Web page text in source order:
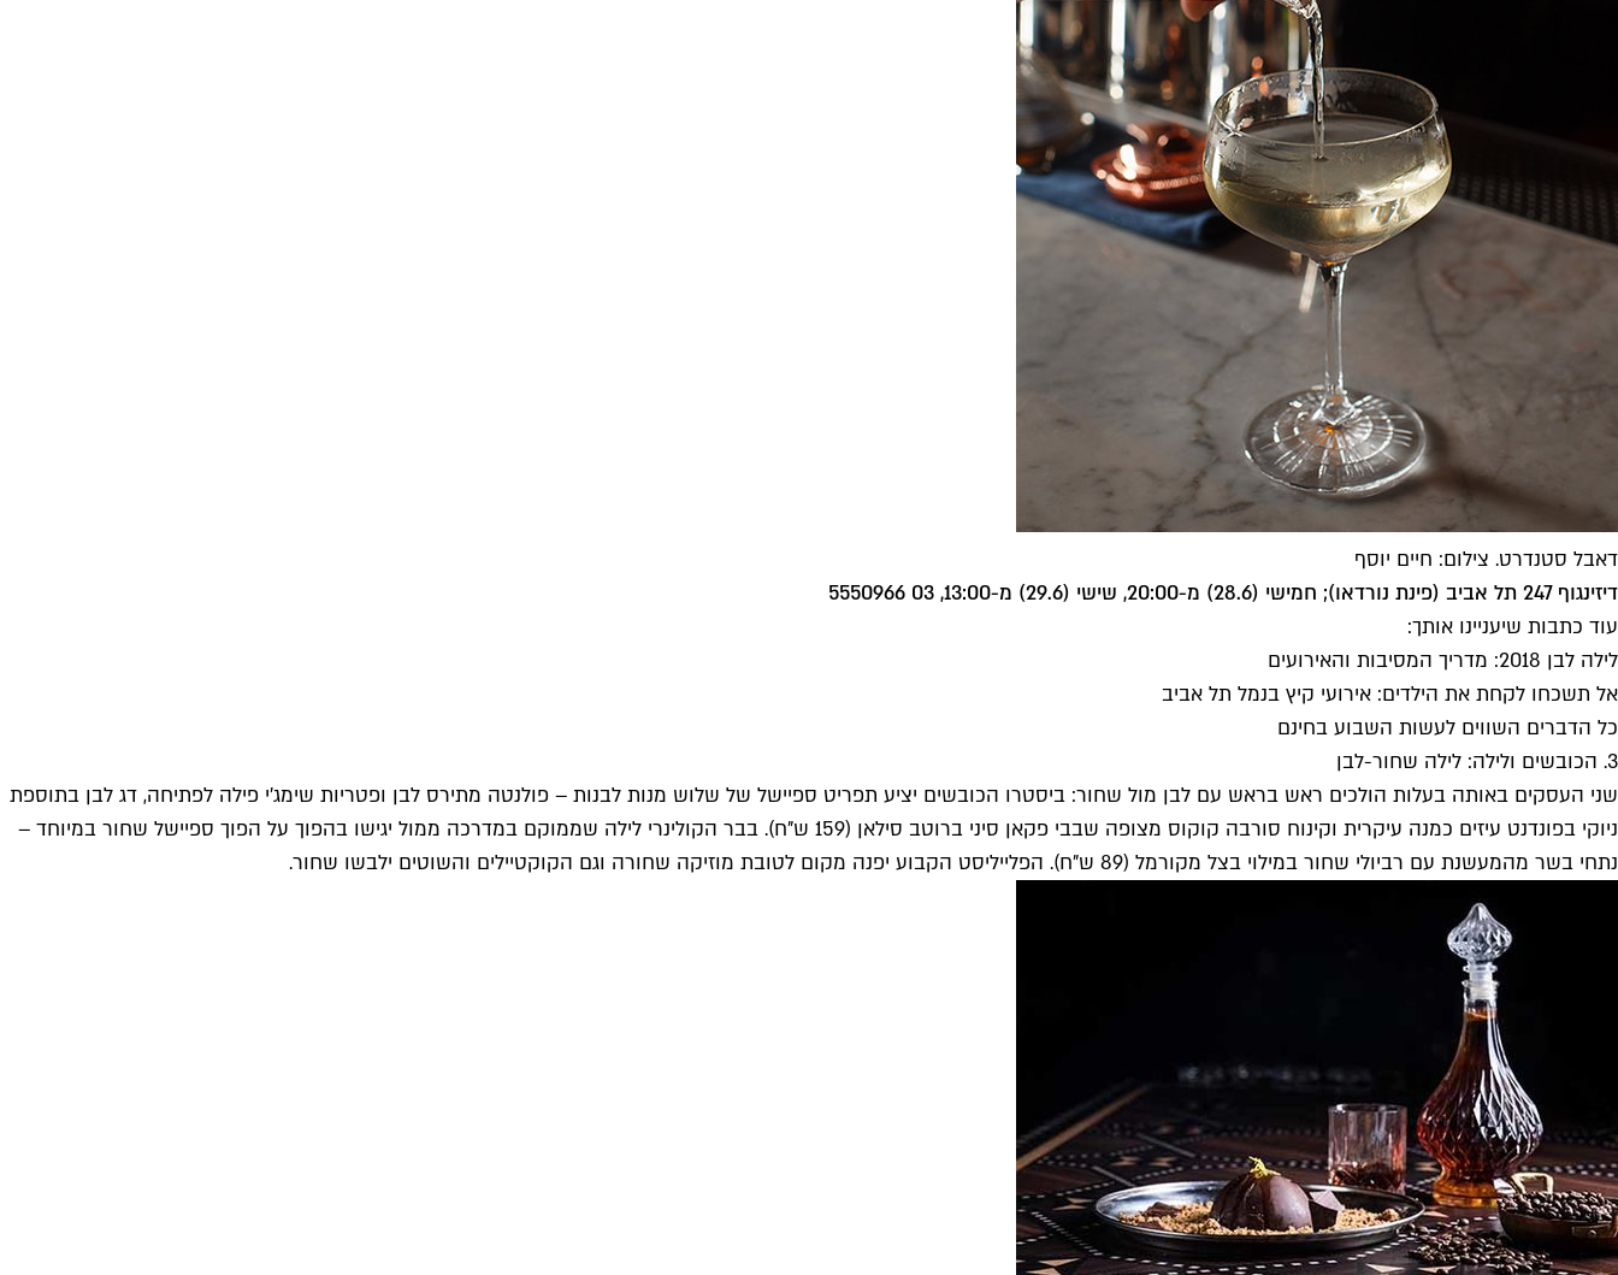
דאבל סטנדרט. צילום: חיים יוסף
דיזינגוף 247 תל אביב (פינת נורדאו); חמישי (28.6) מ-20:00, שישי (29.6) מ-13:00, 03 5550966
עוד כתבות שיעניינו אותך:
לילה לבן 2018: מדריך המסיבות והאירועים
אל תשכחו לקחת את הילדים: אירועי קיץ בנמל תל אביב
כל הדברים השווים לעשות השבוע בחינם
3. הכובשים ולילה: לילה שחור-לבן
שני העסקים באותה בעלות הולכים ראש בראש עם לבן מול שחור: ביסטרו הכובשים יציע תפריט ספיישל של שלוש מנות לבנות – פולנטה מתירס לבן ופטריות שימג'י פילה לפתיחה, דג לבן בתוספת
ניוקי בפונדנט עיזים כמנה עיקרית וקינוח סורבה קוקוס מצופה שבבי פקאן סיני ברוטב סילאן (159 ש"ח). בבר הקולינרי לילה שממוקם במדרכה ממול יגישו בהפוך על הפוך ספיישל שחור במיוחד –
נתחי בשר מהמעשנת עם רביולי שחור במילוי בצל מקורמל (89 ש"ח). הפלייליסט הקבוע יפנה מקום לטובת מוזיקה שחורה וגם הקוקטיילים והשוטים ילבשו שחור.